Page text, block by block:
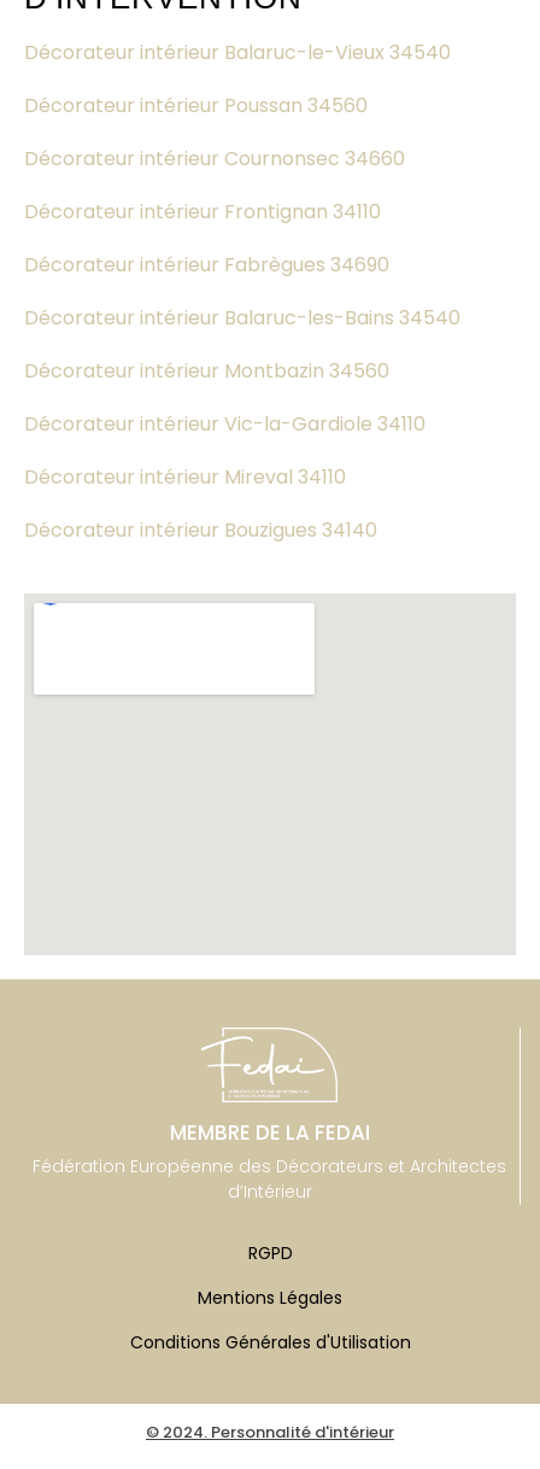
Décorateur intérieur Balaruc-le-Vieux 34540
Décorateur intérieur Poussan 34560
Décorateur intérieur Cournonsec 34660
Décorateur intérieur Frontignan 34110
Décorateur intérieur Fabrègues 34690
Décorateur intérieur Balaruc-les-Bains 34540
Décorateur intérieur Montbazin 34560
Décorateur intérieur Vic-la-Gardiole 34110
Décorateur intérieur Mireval 34110
Décorateur intérieur Bouzigues 34140
MEMBRE DE LA FEDAI
Fédération Européenne des Décorateurs et Architectes
d’Intérieur
RGPD
Mentions Légales
Conditions Générales d'Utilisation
© 2024. Personnalité d'intérieur